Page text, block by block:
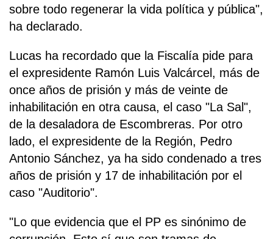
sobre todo regenerar la vida política y pública",
ha declarado.
Lucas ha recordado que la Fiscalía pide para
el expresidente Ramón Luis Valcárcel, más de
once años de prisión y más de veinte de
inhabilitación en otra causa, el caso "La Sal",
de la desaladora de Escombreras. Por otro
lado, el expresidente de la Región, Pedro
Antonio Sánchez, ya ha sido condenado a tres
años de prisión y 17 de inhabilitación por el
caso "Auditorio".
"Lo que evidencia que el PP es sinónimo de